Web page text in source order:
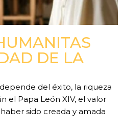
DE LA
del éxito, la riqueza
el Papa León XIV, el valor
sido creada y amada